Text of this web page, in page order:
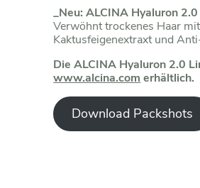
_Neu:ALCINA Hyaluron
Verwöhnt trockenes Haar
Kaktusfeigenextraxt und
Die ALCINA Hyaluron 2.0
www.alcina.com erhältlich.
Download Packshots